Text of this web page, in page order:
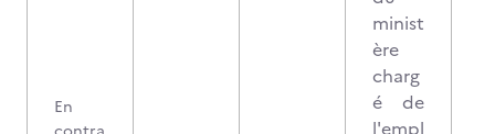
En
minist
ère
charg
é de
l'empl